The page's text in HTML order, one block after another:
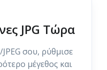
JPG Τώρα
JPEG σου, ρύθμισε
μέγεθος και